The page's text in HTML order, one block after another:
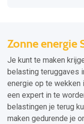
Zonne energie
Je kunt te maken
belasting teruggaves
energie op te wekken
een expert in te
belastingen je terug
maken gedurende je